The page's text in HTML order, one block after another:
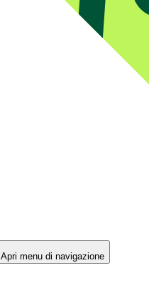
Apri menu di navigazione